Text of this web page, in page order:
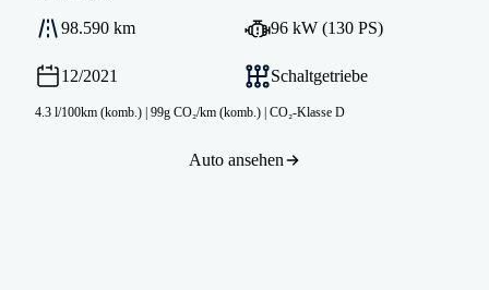
98.590 km 96 kW (130 PS)
12/2021 Schaltgetriebe
4.3 l/100km (komb.) | 99g CO₂/km (komb.) | CO₂-Klasse D
Auto ansehen